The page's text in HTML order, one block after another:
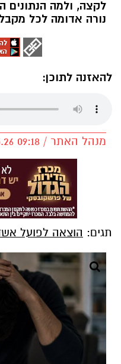
לקצה, ולמה הנתונים
נורה אדומה לכל
להאזנה לתוכן:
מנהל האתר / 09:18 31.05.26
תגים: הוצאה לפועל